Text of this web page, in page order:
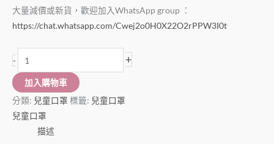
大量減價或新貨，歡迎加入WhatsApp group ：
https://chat.whatsapp.com/Cwej2o0H0X22O2rPPW3I0t
- +
加入購物車
分類: 兒童口罩 標籤: 兒童口罩
兒童口罩
描述